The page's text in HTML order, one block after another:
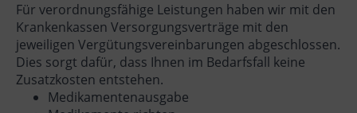
Für verordnungsfähige Leistungen haben wir mit den
Krankenkassen Versorgungsverträge mit den
jeweiligen Vergütungsvereinbarungen abgeschlossen.
Dies sorgt dafür, dass Ihnen im Bedarfsfall keine
Zusatzkosten entstehen.
Medikamentenausgabe